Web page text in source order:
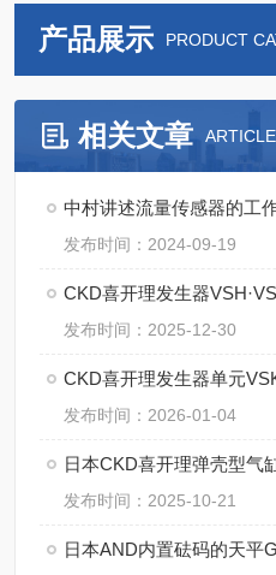
产品展示 PRODUCT
相关文章
中村讲述流量传感器的工
发布时间：2024-09-19
发布时间：2025-12-30
CKD喜开理发生器单元
发布时间：2026-01-04
日本CKD喜开理弹壳型气
发布时间：2025-10-21
日本AND内置砝码的天平